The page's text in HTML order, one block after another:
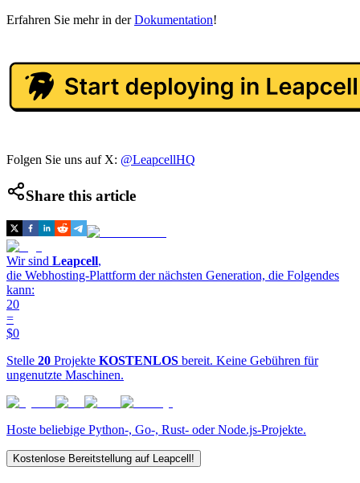
Erfahren Sie mehr in derDokumentation!
Folgen Sie uns auf X: @LeapcellHQ
Share this article
Wir sind Leapcell,
die Webhosting-Plattform der nächsten Generation, die Folgendes
kann:
20
=
$0
Stelle 20 Projekte KOSTENLOS bereit. Keine Gebühren für
ungenutzte Maschinen.
Hoste beliebige Python-, Go-, Rust- oder Node.js-Projekte.
Kostenlose Bereitstellung auf Leapcell!